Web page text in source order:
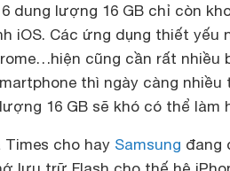
dung lượng 16 GB chỉ còn
iOS. Các ứng dụng thiết yếu
cũng cần rất nhiều
thì ngày càng nhiều
16 GB sẽ khó có thể làm
cho hay Samsung đang